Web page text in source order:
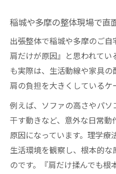
稲城や多摩の整体現場で直
出張整体で稲城や多摩のご自
肩だけが原因』と思われてい
も実際は、生活動線や家具
肩の負担を大きくしているケ
例えば、ソファの高さやパソ
干す動きなど、意外な日常動
原因になっています。理学療
生活環境を観察し、根本的
のです。『肩だけ揉んでも根